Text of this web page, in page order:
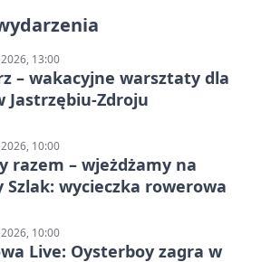
13:00
– wakacyjne warsztaty dla
Jastrzębiu-Zdroju
10:00
razem – wjeżdżamy na
Szlak: wycieczka rowerowa
10:00
Live: Oysterboy zagra w